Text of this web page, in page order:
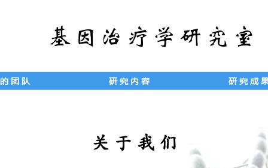
基因治疗学研究室
团 队 研 究 内 容 研 究 成
关 于 我 们